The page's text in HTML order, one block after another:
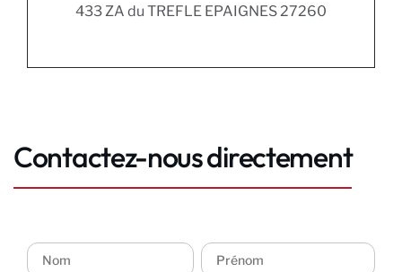
433 ZA du TREFLE EPAIGNES 27260
Contactez-nous directement